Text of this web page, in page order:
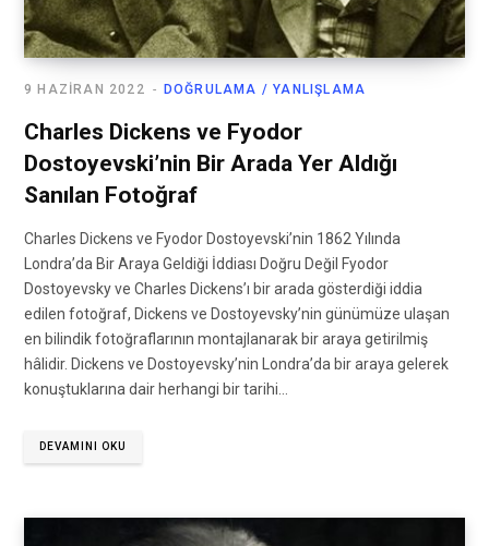
DOĞRULAMA / YANLIŞLAMA
9 HAZIRAN 2022
Charles Dickens ve Fyodor
Dostoyevski’nin Bir Arada Yer Aldığı
Sanılan Fotoğraf
Charles Dickens ve Fyodor Dostoyevski’nin 1862 Yılında
Londra’da Bir Araya Geldiği İddiası Doğru Değil Fyodor
Dostoyevsky ve Charles Dickens’ı bir arada gösterdiği iddia
edilen fotoğraf, Dickens ve Dostoyevsky’nin günümüze ulaşan
en bilindik fotoğraflarının montajlanarak bir araya getirilmiş
hâlidir. Dickens ve Dostoyevsky’nin Londra’da bir araya gelerek
konuştuklarına dair herhangi bir tarihi…
DEVAMINI OKU